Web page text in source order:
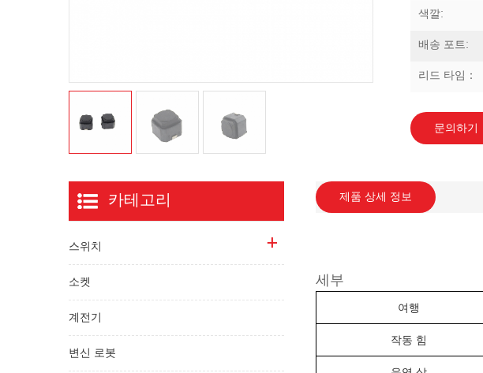
색깔:
배송 포트:
리드 타임：
문의하기
제품 상세 정보
세부
여행
작동 힘
카테고리
스위치
소켓
계전기
변신 로봇